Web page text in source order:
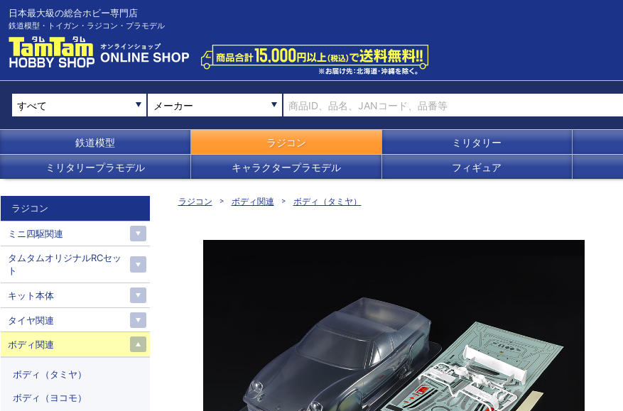
日本最大級の総合ホビー専門店
鉄道模型・トイガン・ラジコン・プラモデル
メーカー
鉄道模型 ラジコン ミリタリー
ミリタリープラモデル キャラクタープラモデル フィギュア
ラジコン ボディ関連 ボディ（タミヤ）
ラジコン
ミニ四駆関連
タムタムオリジナルRCセッ
ト
キット本体
タイヤ関連
ボディ関連
ボディ（タミヤ）
ボディ（ヨコモ）